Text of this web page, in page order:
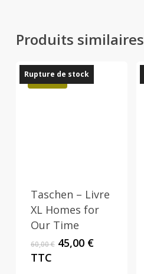
Produits similaires
Rupture de stock
Promo !
Taschen – Livre
XL Homes for
Our Time
60,00€ Le
45,00 €Le
TTC